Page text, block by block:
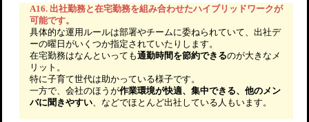
A16. 出社勤務と在宅勤務を組み合わせたハイブリッドワークが
可能です。
具体的な運用ルールは部署やチームに委ねられていて、出社デ
ーの曜日がいくつか指定されていたりします。
在宅勤務はなんといっても通勤時間を節約できるのが大きなメ
リット。
特に子育て世代は助かっている様子です。
一方で、会社のほうが作業環境が快適、集中できる、他のメン
バに聞きやすい 、などでほとんど出社している人もいます。